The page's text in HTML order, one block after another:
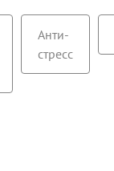
Анти-
стресс